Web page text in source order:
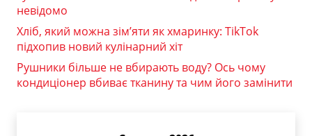
невідомо
Хліб, який можна зім’яти як хмаринку: TikTok
підхопив новий кулінарний хіт
Рушники більше не вбирають воду? Ось чому
кондиціонер вбиває тканину та чим його замінити